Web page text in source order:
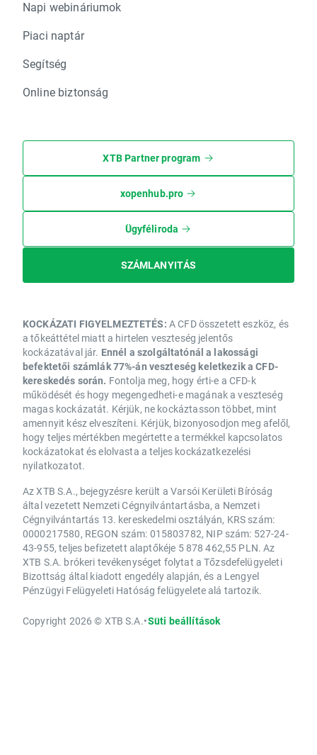
Napi webináriumok
Piaci naptár
Segítség
Online biztonság
XTB Partner program
xopenhub.pro
Ügyféliroda
SZÁMLANYITÁS
KOCKÁZATI FIGYELMEZTETÉS: A CFD összetett eszköz, és
a tőkeáttétel miatt a hirtelen veszteség jelentős
kockázatával jár. Ennél a szolgáltatónál a lakossági
befektetői számlák 77%-án veszteség keletkezik a CFD-
kereskedés során. Fontolja meg, hogy érti-e a CFD-k
működését és hogy megengedheti-e magának a veszteség
magas kockázatát. Kérjük, ne kockáztasson többet, mint
amennyit kész elveszíteni. Kérjük, bizonyosodjon meg afelől,
hogy teljes mértékben megértette a termékkel kapcsolatos
kockázatokat és elolvasta a teljes kockázatkezelési
nyilatkozatot.
Az XTB S.A., bejegyzésre került a Varsói Kerületi Bíróság
által vezetett Nemzeti Cégnyilvántartásba, a Nemzeti
Cégnyilvántartás 13. kereskedelmi osztályán, KRS szám:
0000217580, REGON szám: 015803782, NIP szám: 527-24-
43-955, teljes befizetett alaptőkéje 5 878 462,55 PLN. Az
XTB S.A. brókeri tevékenységet folytat a Tőzsdefelügyeleti
Bizottság által kiadott engedély alapján, és a Lengyel
Pénzügyi Felügyeleti Hatóság felügyelete alá tartozik.
Copyright 2026 © XTB S.A.•Süti beállítások